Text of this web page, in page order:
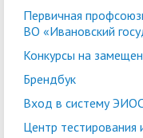
Первичная
ВО «Ивановский
Конкурсы на
Брендбук
Вход в систему
Центр